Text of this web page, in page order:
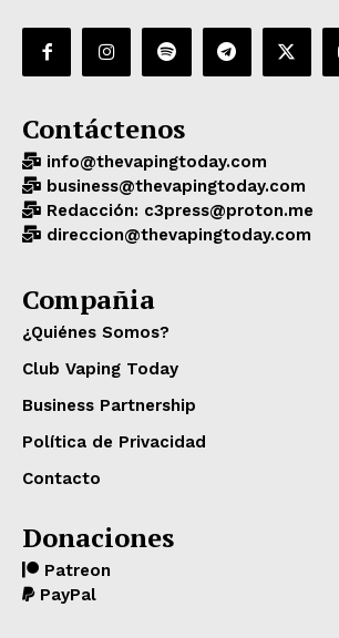
Contáctenos
info@thevapingtoday.com
business@thevapingtoday.com
Redacción: c3press@proton.me
direccion@thevapingtoday.com
Compañia
¿Quiénes Somos?
Club Vaping Today
Business Partnership
Política de Privacidad
Contacto
Donaciones
Patreon
PayPal